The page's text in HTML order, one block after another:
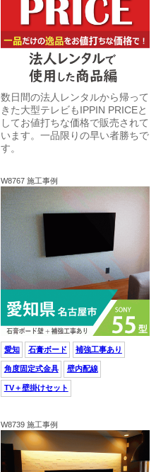
数日間の法人レンタルから帰って
きた大型テレビもIPPIN PRICEと
してお値打ちな価格で販売されて
います。一品限りの早い者勝ちで
す。
W8767 施工事例
愛知 石膏ボード 補強工事あり
角度固定式金具 壁内配線
TV＋壁掛けセット
W8739 施工事例